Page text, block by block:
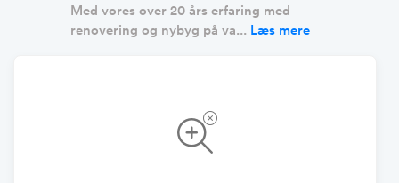
Med vores over 20 års erfaring med
renovering og nybyg på va... Læs mere